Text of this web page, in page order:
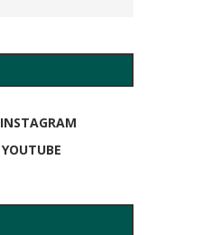
INSTAGRAM
YOUTUBE